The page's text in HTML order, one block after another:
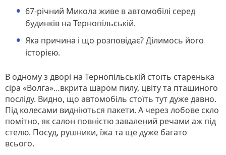
67-річний Микола живе в автомобілі серед
будинків на Тернопільській.
Яка причина і що розповідає? Ділимось його
історією.
В одному з дворі на Тернопільській стоїть старенька
сіра «Волга»…вкрита шаром пилу, цвіту та пташиного
посліду. Видно, що автомобіль стоїть тут дуже давно.
Під колесами видніються пакети. А через лобове скло
помітно, як салон повністю завалений речами аж під
стелю. Посуд, рушники, їжа та ще дуже багато
всього.